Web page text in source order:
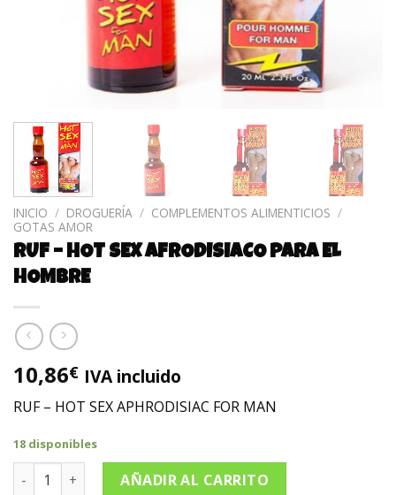
INICIO / DROGUERÍA / COMPLEMENTOS ALIMENTICIOS /
GOTAS AMOR
RUF – HOT SEX AFRODISIACO PARA EL
HOMBRE
10,86€ IVA incluido
RUF – HOT SEX APHRODISIAC FOR MAN
18 disponibles
RUF - HOT SEX AFRODISIACO PARA EL HOMBRE cantidad
AÑADIR AL CARRITO